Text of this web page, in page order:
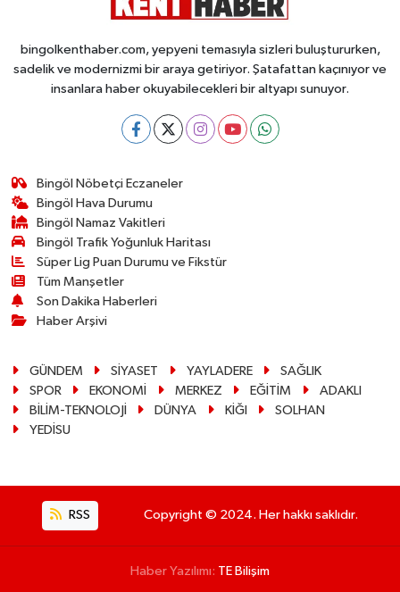
bingolkenthaber.com, yepyeni temasıyla sizleri buluştururken,
sadelik ve modernizmi bir araya getiriyor. Şatafattan kaçınıyor ve
insanlara haber okuyabilecekleri bir altyapı sunuyor.
Bingöl Nöbetçi Eczaneler
Bingöl Hava Durumu
Bingöl Namaz Vakitleri
Bingöl Trafik Yoğunluk Haritası
Süper Lig Puan Durumu ve Fikstür
Tüm Manşetler
Son Dakika Haberleri
Haber Arşivi
GÜNDEM SİYASET YAYLADERE
SAĞLIK
SPOR
EKONOMİ MERKEZ EĞİTİM
ADAKLI
BİLİM-TEKNOLOJİ
DÜNYA KİĞI
SOLHAN
YEDİSU
RSS Copyright © 2024. Her hakkı saklıdır.
Haber Yazılımı: TE Bilişim